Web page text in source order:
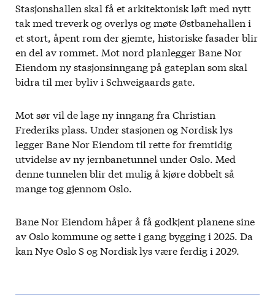
Stasjonshallen skal få et arkitektonisk løft med nytt
tak med treverk og overlys og møte Østbanehallen i
et stort, åpent rom der gjemte, historiske fasader blir
en del av rommet. Mot nord planlegger Bane Nor
Eiendom ny stasjonsinngang på gateplan som skal
bidra til mer byliv i Schweigaards gate.
Mot sør vil de lage ny inngang fra Christian
Frederiks plass. Under stasjonen og Nordisk lys
legger Bane Nor Eiendom til rette for fremtidig
utvidelse av ny jernbanetunnel under Oslo. Med
denne tunnelen blir det mulig å kjøre dobbelt så
mange tog gjennom Oslo.
Bane Nor Eiendom håper å få godkjent planene sine
av Oslo kommune og sette i gang bygging i 2025. Da
kan Nye Oslo S og Nordisk lys være ferdig i 2029.